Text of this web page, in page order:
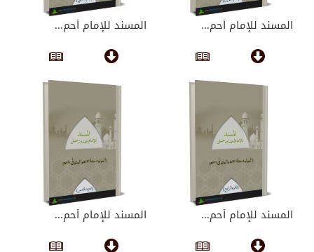
المسند للإمام أحم... المسند للإمام أحم...
المسند للإمام أحم... المسند للإمام أحم...